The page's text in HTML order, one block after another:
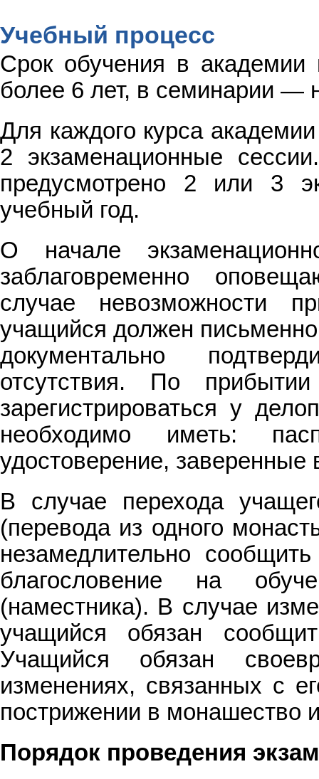
Учебный процесс
Срок обучения в академии
более 6 лет, в семинарии —
Для каждого курса
2 экзаменационные
предусмотрено 2 или 3
учебный год.
О начале
заблаговременно
случае невозможности
учащийся должен
документально
отсутствия. По
зарегистрироваться у
необходимо иметь:
удостоверение, заверенные
В случае перехода
(перевода из одного
незамедлительно
благословение на
(наместника). В случае
учащийся обязан
Учащийся обязан
изменениях, связанных с
пострижении в монашество
Порядок проведения